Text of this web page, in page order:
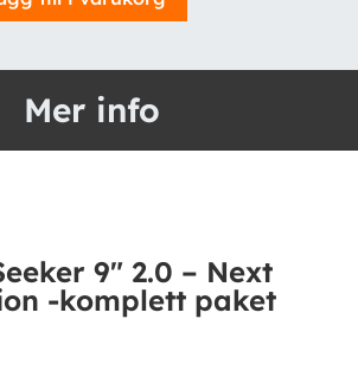
Mer info
9″ 2.0 – Next
-komplett paket